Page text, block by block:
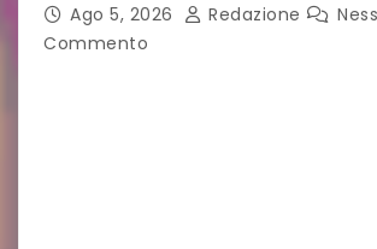
Ago 5, 2026 Redazione
Commento